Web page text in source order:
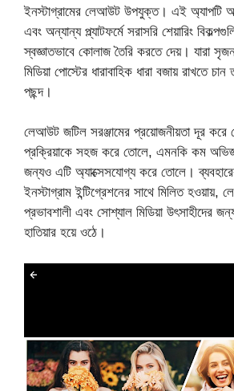
ইনস্টাগ্রামের লেআউট উপযুক্ত। এই অ্যাপটি
এবং অন্যান্য প্ল্যাটফর্মে সরাসরি শেয়ারিং
স্বজ্ঞাতভাবে কোলাজ তৈরি করতে দেয়। যারা
মিডিয়া পোস্টের ধারাবাহিক ধারা বজায় রাখতে
পছন্দ।
লেআউট জটিল সরঞ্জামের প্রয়োজনীয়তা দূর করে
প্রক্রিয়াকে সহজ করে তোলে, এমনকি কম অভিজ্ঞ
জন্যও এটি অ্যাক্সেসযোগ্য করে তোলে।
ইনস্টাগ্রাম ইন্টিগ্রেশনের সাথে মিলিত হওয়ায়,
প্রভাবশালী এবং সোশ্যাল মিডিয়া উৎসাহীদের
হাতিয়ার হয়ে ওঠে।